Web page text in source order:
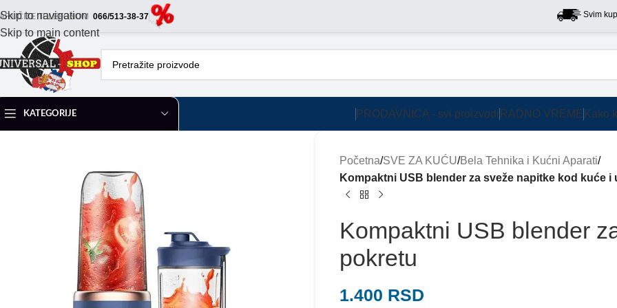
Skip to navigation
Skip to main content
TELEFONOM 066/513-38-37 Svim kupcima
KATEGORIJE PRODAVNICA - svi proizvodi RADNO VREME Kako
Početna/SVE ZA KUĆU/Bela Tehnika i Kućni Aparati/
Kompaktni USB blender za sveže napitke kod kuće i
Kompaktni USB blender
pokretu
1.400 RSD